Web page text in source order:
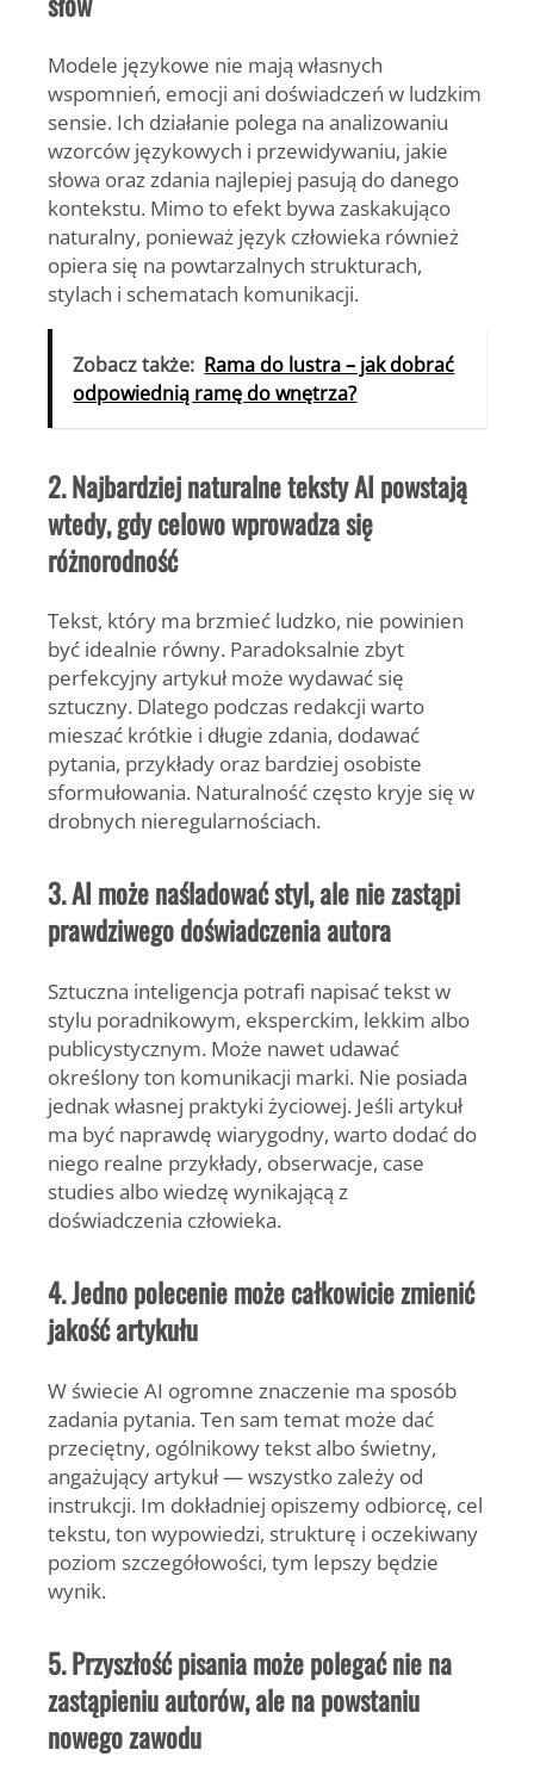
Modele językowe nie mają własnych
wspomnień, emocji ani doświadczeń w ludzkim
sensie. Ich działanie polega na analizowaniu
wzorców językowych i przewidywaniu, jakie
słowa oraz zdania najlepiej pasują do danego
kontekstu. Mimo to efekt bywa zaskakująco
naturalny, ponieważ język człowieka również
opiera się na powtarzalnych strukturach,
stylach i schematach komunikacji.
Zobacz także: Rama do lustra – jak dobrać
odpowiednią ramę do wnętrza?
2. Najbardziej naturalne teksty AI powstają
wtedy, gdy celowo wprowadza się
różnorodność
Tekst, który ma brzmieć ludzko, nie powinien
być idealnie równy. Paradoksalnie zbyt
perfekcyjny artykuł może wydawać się
sztuczny. Dlatego podczas redakcji warto
mieszać krótkie i długie zdania, dodawać
pytania, przykłady oraz bardziej osobiste
sformułowania. Naturalność często kryje się w
drobnych nieregularnościach.
3. AI może naśladować styl, ale nie zastąpi
prawdziwego doświadczenia autora
Sztuczna inteligencja potrafi napisać tekst w
stylu poradnikowym, eksperckim, lekkim albo
publicystycznym. Może nawet udawać
określony ton komunikacji marki. Nie posiada
jednak własnej praktyki życiowej. Jeśli artykuł
ma być naprawdę wiarygodny, warto dodać do
niego realne przykłady, obserwacje, case
studies albo wiedzę wynikającą z
doświadczenia człowieka.
4. Jedno polecenie może całkowicie zmienić
jakość artykułu
W świecie AI ogromne znaczenie ma sposób
zadania pytania. Ten sam temat może dać
przeciętny, ogólnikowy tekst albo świetny,
angażujący artykuł — wszystko zależy od
instrukcji. Im dokładniej opiszemy odbiorcę, cel
tekstu, ton wypowiedzi, strukturę i oczekiwany
poziom szczegółowości, tym lepszy będzie
wynik.
5. Przyszłość pisania może polegać nie na
zastąpieniu autorów, ale na powstaniu
nowego zawodu